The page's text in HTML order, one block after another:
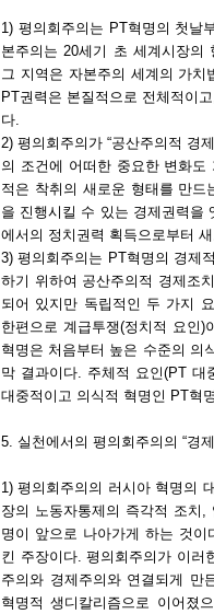
1) 평의회주의는 PT혁명의 첫날
본주의는 20세기 초 세계시장의
그 지역은 자본주의 세계의 가
PT권력은 본질적으로 전체적이
다.
2) 평의회주의가 “공산주의적 경
의 조건에 어떠한 중요한 변화
적은 착취의 새로운 형태를 만
을 진행시킬 수 있는 경제권력을
에서의 정치권력 획득으로부터
3) 평의회주의는 PT혁명의 경제
하기 위하여 공산주의적 경제조
되어 있지만 독립적인 두 가지
한편으로 계급투쟁(정치적 요인
혁명은 처음부터 높은 수준의 의
막 결과이다. 주체적 요인(PT 대
대중적이고 의식적 혁명인 PT혁
5. 실천에서의 평의회주의의 “경
1) 평의회주의의 러시아 혁명의
장의 노동자통제의 즉각적 조치,
명이 앞으로 나아가게 하는 것이
킨 주장이다. 평의회주의가 이러
주의와 경제주의와 연결되게 만
혁명적 생디칼리즘으로 이어졌